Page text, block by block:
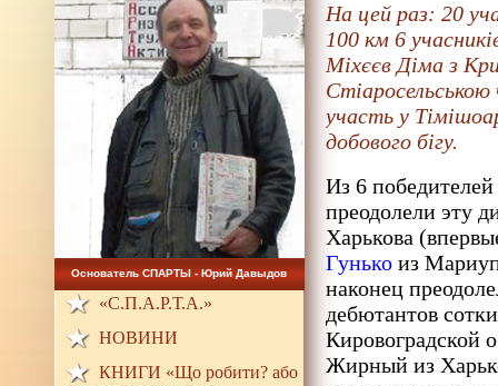
Основатель СПАРТЫ - Юрий Давыдов
«С.П.А.Р.Т.А.»
НОВИНИ
КНИГИ «Що робити? або
На цей раз: 20
100 км 6
Міхєєв Діма з
участь у
добового бігу.
Из 6
преодолели эту
Харькова
Гунько из
наконец
дебютантов
Кировоградской
Жирный из